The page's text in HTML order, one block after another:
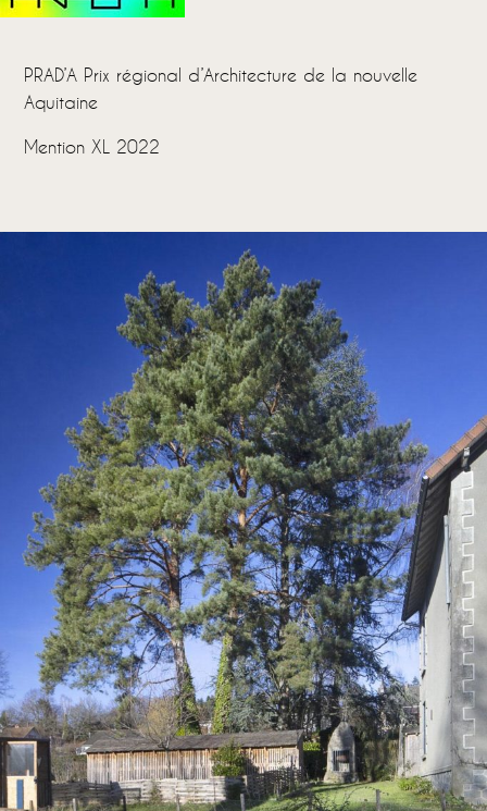
PRAD’A Prix régional d’Architecture de la nouvelle
Aquitaine
Mention XL 2022